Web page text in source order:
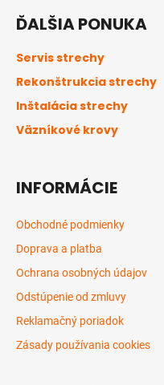
ĎALŠIA PONUKA
Servis strechy
Rekonštrukcia strechy
Inštalácia strechy
Väzníkové krovy
INFORMÁCIE
Obchodné podmienky
Doprava a platba
Ochrana osobných údajov
Odstúpenie od zmluvy
Reklamačný poriadok
Zásady používania cookies